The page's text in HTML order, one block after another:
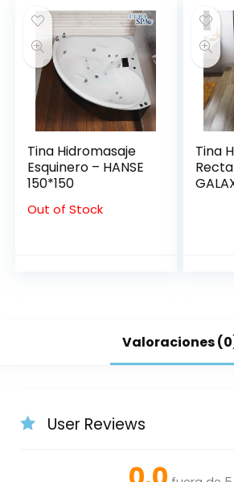
Tina Hidromasaje
Esquinero – HANSE
150*150
Out of Stock
Tina
Valoraciones
User Reviews